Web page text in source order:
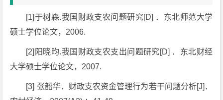
[1]于树森.我国财政支农问题研究[D] ．东北师范大学
硕士学位论文，2006.
[2]阳晓昀.我国财政支农支出问题研究[D] ．东北财经
大学硕士学位论文，2007.
[3] 张韶华．财政支农资金管理行为若干问题分析[J]．